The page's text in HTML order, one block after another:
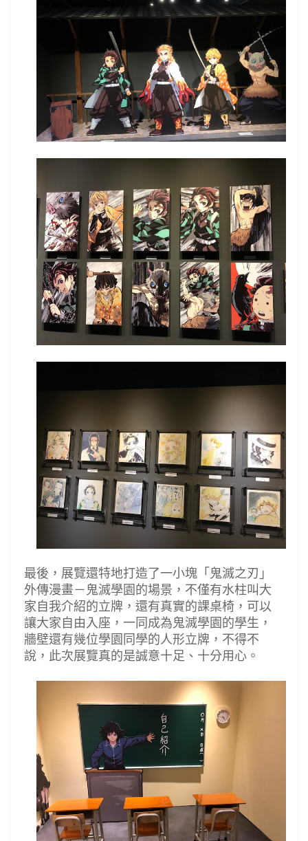
最後，展覽還特地打造了一小塊 「 鬼滅之刃 」
外傳漫畫－鬼滅學園的場景，不僅有水柱叫大
家自我介紹的立牌，還有真實的課桌椅，可以
讓大家自由入座，一同成為鬼滅學園的學生，
牆壁還有幾位學園同學的人形立牌，不得不
說，此次展覽真的是誠意十足、十分用心。